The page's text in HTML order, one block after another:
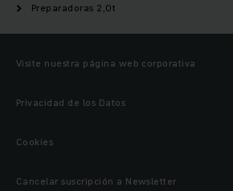
Preparadoras 2,0t
Visite nuestra página web corporativa
Privacidad de los Datos
Cookies
Cancelar suscripción a Newsletter